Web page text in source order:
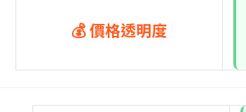
💰 價格透明度